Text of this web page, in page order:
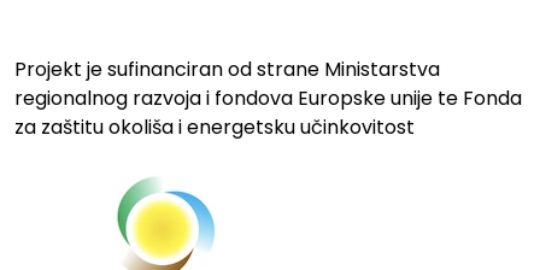
Projekt je sufinanciran od strane Ministarstva
regionalnog razvoja i fondova Europske unije te Fonda
za zaštitu okoliša i energetsku učinkovitost